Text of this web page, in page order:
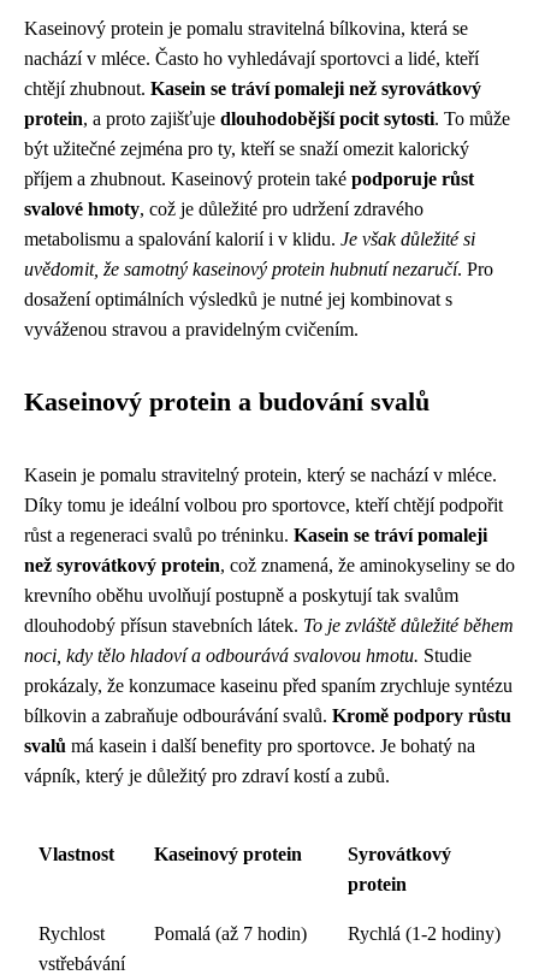
Kaseinový protein je pomalu stravitelná bílkovina, která se
nachází v mléce. Často ho vyhledávají sportovci a lidé, kteří
chtějí zhubnout. Kasein se tráví pomaleji než syrovátkový
protein, a proto zajišťuje dlouhodobější pocit sytosti. To může
být užitečné zejména pro ty, kteří se snaží omezit kalorický
příjem a zhubnout. Kaseinový protein také podporuje růst
svalové hmoty, což je důležité pro udržení zdravého
metabolismu a spalování kalorií i v klidu. Je však důležité si
uvědomit, že samotný kaseinový protein hubnutí nezaručí. Pro
dosažení optimálních výsledků je nutné jej kombinovat s
vyváženou stravou a pravidelným cvičením.
Kaseinový protein a budování svalů
Kasein je pomalu stravitelný protein, který se nachází v mléce.
Díky tomu je ideální volbou pro sportovce, kteří chtějí podpořit
růst a regeneraci svalů po tréninku. Kasein se tráví pomaleji
než syrovátkový protein, což znamená, že aminokyseliny se do
krevního oběhu uvolňují postupně a poskytují tak svalům
dlouhodobý přísun stavebních látek. To je zvláště důležité během
noci, kdy tělo hladoví a odbourává svalovou hmotu. Studie
prokázaly, že konzumace kaseinu před spaním zrychluje syntézu
bílkovin a zabraňuje odbourávání svalů. Kromě podpory růstu
svalů má kasein i další benefity pro sportovce. Je bohatý na
vápník, který je důležitý pro zdraví kostí a zubů.
Vlastnost Kaseinový protein
Syrovátkový
protein
Rychlost
vstřebávání
Pomalá (až 7 hodin) Rychlá (1-2 hodiny)